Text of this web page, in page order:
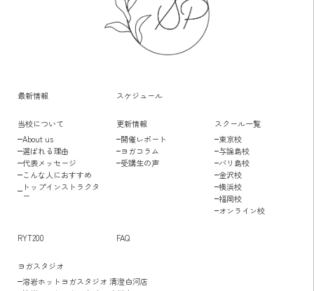
最新情報 スケジュール
当校について
About us
選ばれる理由
代表メッセージ
こんな人におすすめ
トップインストラクタ
ー
更新情報
開催レポート
ヨガコラム
受講生の声
RYT200 FAQ
スクール一覧
東京校
与論島校
バリ島校
金沢校
横浜校
福岡校
オンライン校
ヨガスタジオ
溶岩ホットヨガスタジオ 清澄白河店